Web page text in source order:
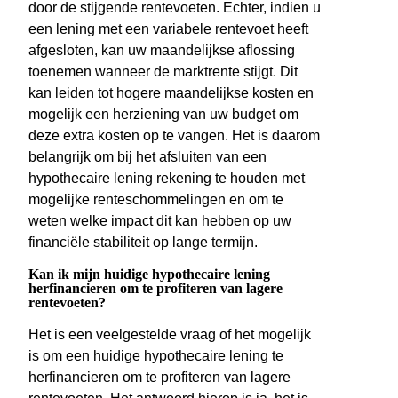
door de stijgende rentevoeten. Echter, indien u
een lening met een variabele rentevoet heeft
afgesloten, kan uw maandelijkse aflossing
toenemen wanneer de marktrente stijgt. Dit
kan leiden tot hogere maandelijkse kosten en
mogelijk een herziening van uw budget om
deze extra kosten op te vangen. Het is daarom
belangrijk om bij het afsluiten van een
hypothecaire lening rekening te houden met
mogelijke renteschommelingen en om te
weten welke impact dit kan hebben op uw
financiële stabiliteit op lange termijn.
Kan ik mijn huidige hypothecaire lening
herfinancieren om te profiteren van lagere
rentevoeten?
Het is een veelgestelde vraag of het mogelijk
is om een huidige hypothecaire lening te
herfinancieren om te profiteren van lagere